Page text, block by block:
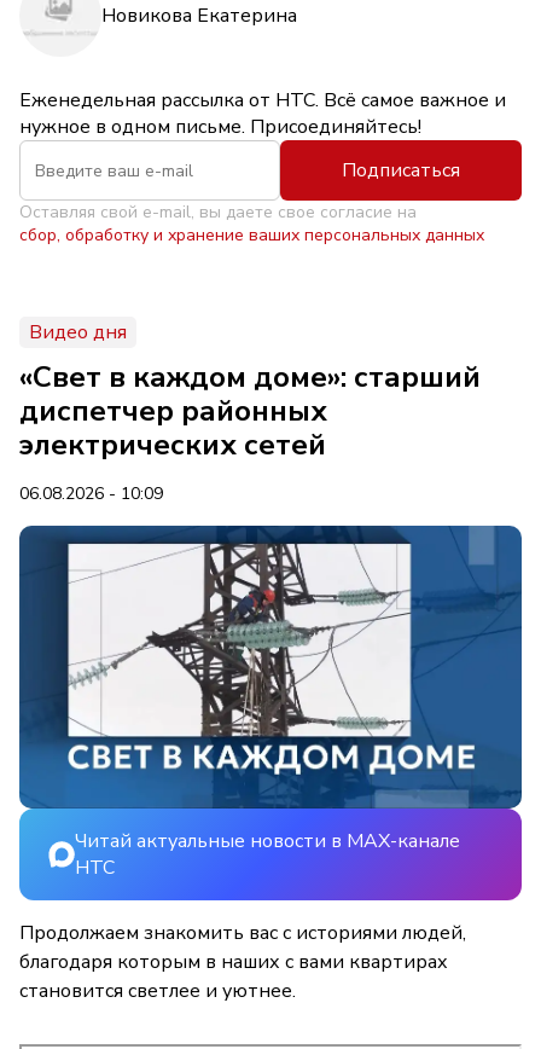
Новикова Екатерина
Еженедельная рассылка от НТС. Всё самое важное и
нужное в одном письме. Присоединяйтесь!
Подписаться
Оставляя свой e-mail, вы даете свое согласие на
сбор, обработку и хранение ваших персональных данных
Видео дня
«Свет в каждом доме»: старший
диспетчер районных
электрических сетей
06.08.2026 - 10:09
Читай актуальные новости в MAX-канале
НТС
Продолжаем знакомить вас с историями людей,
благодаря которым в наших с вами квартирах
становится светлее и уютнее.